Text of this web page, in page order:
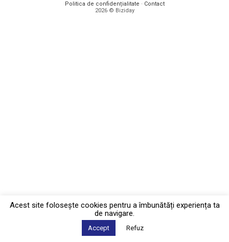
Politica de confidențialitate · Contact
2026 © Biziday
Acest site foloseşte cookies pentru a îmbunătăți experiența ta
de navigare.
Accept Refuz